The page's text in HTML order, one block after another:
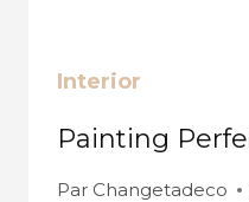
Interior
Painting
Par Changetadeco